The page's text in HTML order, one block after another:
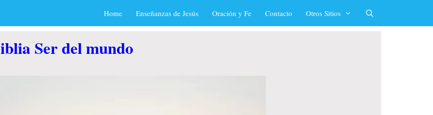
Home Enseñanzas de Jesús Oración y Fe Contacto Otros Sitios
Ser del mundo